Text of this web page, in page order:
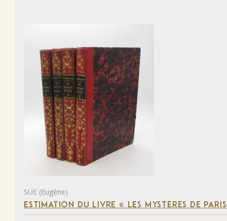
SÜE (Eugène)
ESTIMATION DU LIVRE « LES MYSTÈRES DE